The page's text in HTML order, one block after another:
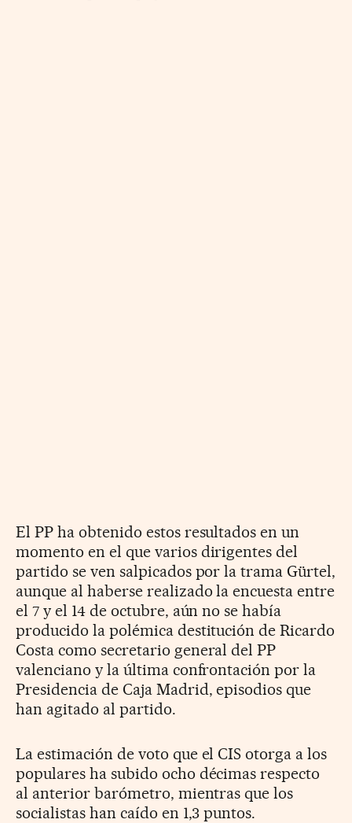
El PP ha obtenido estos resultados en un
momento en el que varios dirigentes del
partido se ven salpicados por la trama Gürtel,
aunque al haberse realizado la encuesta entre
el 7 y el 14 de octubre, aún no se había
producido la polémica destitución de Ricardo
Costa como secretario general del PP
valenciano y la última confrontación por la
Presidencia de Caja Madrid, episodios que
han agitado al partido.
La estimación de voto que el CIS otorga a los
populares ha subido ocho décimas respecto
al anterior barómetro, mientras que los
socialistas han caído en 1,3 puntos.